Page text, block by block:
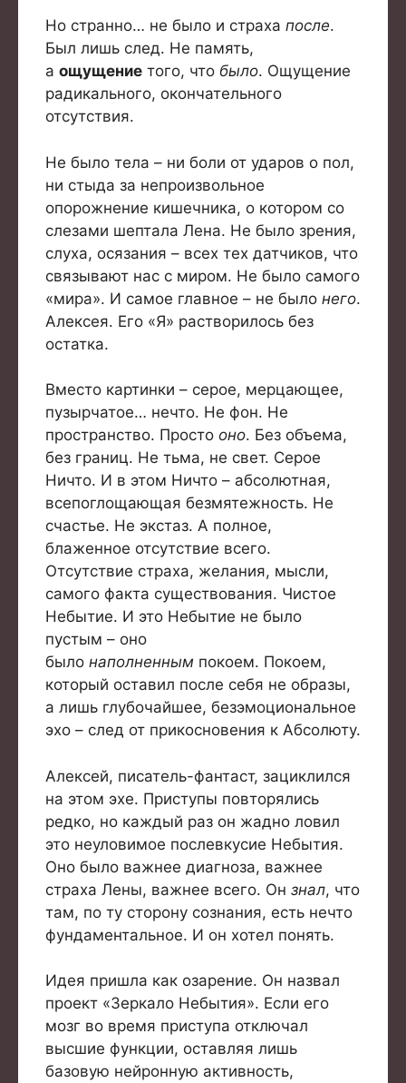
Но странно… не было и страха после.
Был лишь след. Не память,
а ощущение того, что было. Ощущение
радикального, окончательного
отсутствия.
Не было тела – ни боли от ударов о пол,
ни стыда за непроизвольное
опорожнение кишечника, о котором со
слезами шептала Лена. Не было зрения,
слуха, осязания – всех тех датчиков, что
связывают нас с миром. Не было самого
«мира». И самое главное – не было него.
Алексея. Его «Я» растворилось без
остатка.
Вместо картинки – серое, мерцающее,
пузырчатое… нечто. Не фон. Не
пространство. Просто оно. Без объема,
без границ. Не тьма, не свет. Серое
Ничто. И в этом Ничто – абсолютная,
всепоглощающая безмятежность. Не
счастье. Не экстаз. А полное,
блаженное отсутствие всего.
Отсутствие страха, желания, мысли,
самого факта существования. Чистое
Небытие. И это Небытие не было
пустым – оно
было наполненным покоем. Покоем,
который оставил после себя не образы,
а лишь глубочайшее, безэмоциональное
эхо – след от прикосновения к Абсолюту.
Алексей, писатель-фантаст, зациклился
на этом эхе. Приступы повторялись
редко, но каждый раз он жадно ловил
это неуловимое послевкусие Небытия.
Оно было важнее диагноза, важнее
страха Лены, важнее всего. Он знал, что
там, по ту сторону сознания, есть нечто
фундаментальное. И он хотел понять.
Идея пришла как озарение. Он назвал
проект «Зеркало Небытия». Если его
мозг во время приступа отключал
высшие функции, оставляя лишь
базовую нейронную активность,